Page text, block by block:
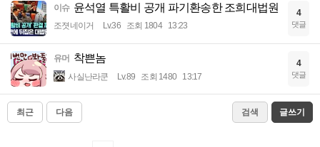
이슈 윤석열 특활비 공개 파기환송한 조희대법원
조졋네이거 Lv.36 조회 1804 13:23
4
댓글
유머 착쁜놈
사실난라쿤 Lv.89 조회 1480 13:17
4
댓글
최근 다음 검색 글쓰기